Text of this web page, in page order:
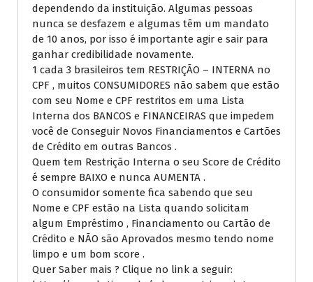
dependendo da instituição. Algumas pessoas
nunca se desfazem e algumas têm um mandato
de 10 anos, por isso é importante agir e sair para
ganhar credibilidade novamente.
1 cada 3 brasileiros tem RESTRIÇÃO – INTERNA no
CPF , muitos CONSUMIDORES não sabem que estão
com seu Nome e CPF restritos em uma Lista
Interna dos BANCOS e FINANCEIRAS que impedem
você de Conseguir Novos Financiamentos e Cartões
de Crédito em outras Bancos .
Quem tem Restrição Interna o seu Score de Crédito
é sempre BAIXO e nunca AUMENTA .
O consumidor somente fica sabendo que seu
Nome e CPF estão na Lista quando solicitam
algum Empréstimo , Financiamento ou Cartão de
Crédito e NÃO são Aprovados mesmo tendo nome
limpo e um bom score .
Quer Saber mais ? Clique no link a seguir: